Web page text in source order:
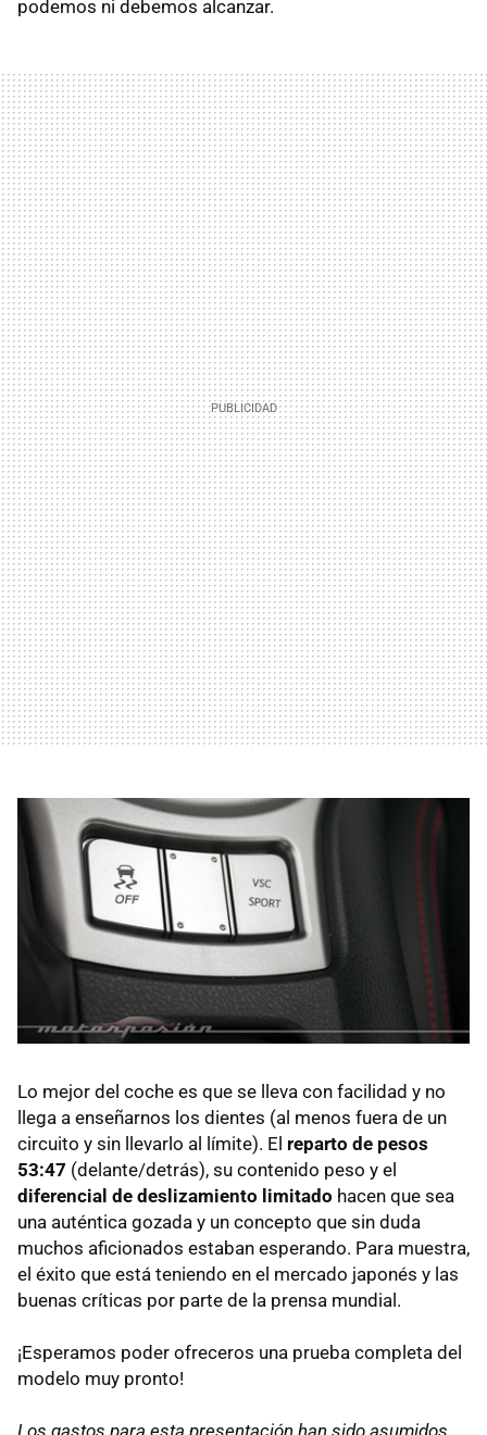
podemos ni debemos alcanzar.
Lo mejor del coche es que se lleva con facilidad y no
llega a enseñarnos los dientes (al menos fuera de un
circuito y sin llevarlo al límite). El reparto de pesos
53:47 (delante/detrás), su contenido peso y el
diferencial de deslizamiento limitado hacen que sea
una auténtica gozada y un concepto que sin duda
muchos aficionados estaban esperando. Para muestra,
el éxito que está teniendo en el mercado japonés y las
buenas críticas por parte de la prensa mundial.
¡Esperamos poder ofreceros una prueba completa del
modelo muy pronto!